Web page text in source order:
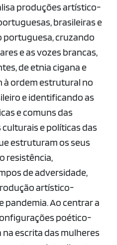
produções artístico-
brasileiras e
portuguesa, cruzando
e as vozes brancas,
de etnia cigana e
à ordem estrutural no
e identificando as
e comuns das
e políticas das
estruturam os seus
resistência,
de adversidade,
artístico-
pandemia. Ao centrar a
poético-
escrita das mulheres